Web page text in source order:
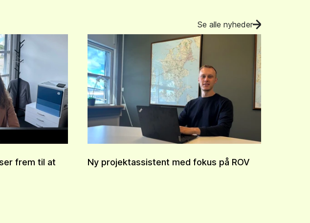
Se alle nyheder
frem til at
Ny projektassistent med fokus på ROV